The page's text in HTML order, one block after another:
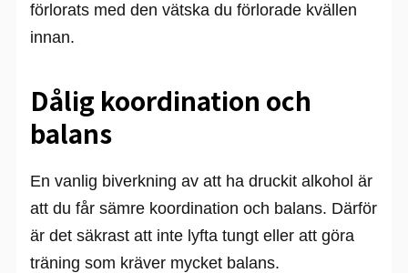
förlorats med den vätska du förlorade kvällen
innan.
Dålig koordination och
balans
En vanlig biverkning av att ha druckit alkohol är
att du får sämre koordination och balans. Därför
är det säkrast att inte lyfta tungt eller att göra
träning som kräver mycket balans.